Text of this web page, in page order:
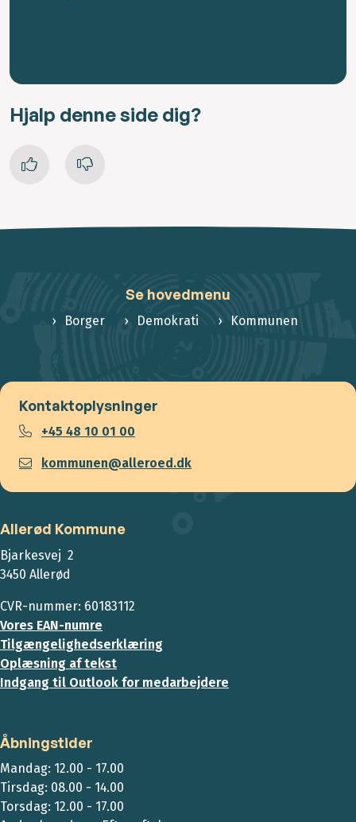
Hjalp denne side dig?
Se hovedmenu
Borger Demokrati Kommunen
Kontaktoplysninger
+45 48 10 01 00
kommunen@alleroed.dk
Allerød Kommune
Bjarkesvej 2
3450 Allerød
CVR-nummer: 60183112
Vores EAN-numre
Tilgængelighedserklæring
Oplæsning af tekst
Indgang til Outlook for medarbejdere
Åbningstider
Mandag: 12.00 - 17.00
Tirsdag: 08.00 - 14.00
Torsdag: 12.00 - 17.00